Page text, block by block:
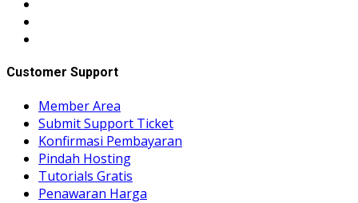
Customer Support
Member Area
Submit Support Ticket
Konfirmasi Pembayaran
Pindah Hosting
Tutorials Gratis
Penawaran Harga